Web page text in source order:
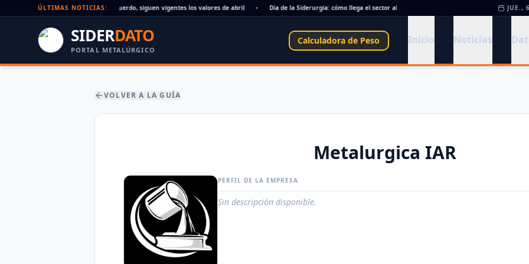
ÚLTIMAS NOTICIAS:
Paritaria UOM agosto 2026: sin acuerdo, siguen vigentes los valores de abril Día de la Siderurgia: cómo llega el sector al aniversario 78 del legado de Savio JUE.,
SIDERDATO
PORTAL METALÚRGICO
Calculadora de Peso Inicio Noticias
VOLVER A LA GUÍA
Metalurgica IAR
PERFIL DE LA EMPRESA
Sin descripción disponible.